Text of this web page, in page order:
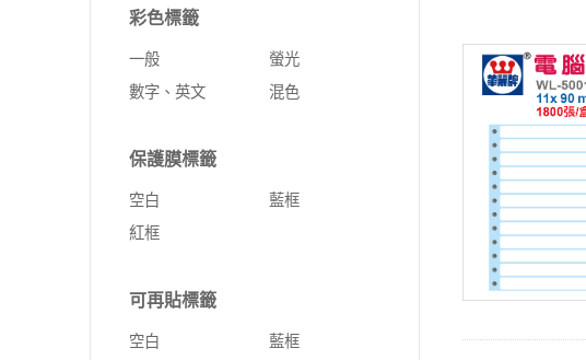
彩色標籤
一般
螢光
數字、英文
混色
保護膜標籤
空白
藍框
紅框
可再貼標籤
空白
藍框